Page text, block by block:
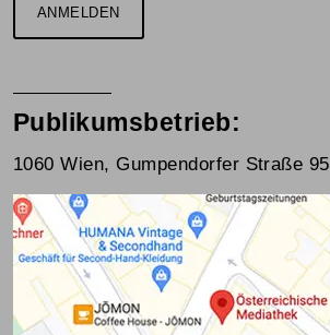
ANMELDEN
Publikumsbetrieb:
1060 Wien, Gumpendorfer Straße 95